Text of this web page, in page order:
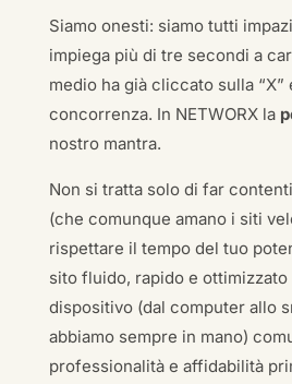
Siamo onesti: siamo tutti
impiega più di tre secondi a
medio ha già cliccato sulla “X”
concorrenza. In NETWORX la
nostro mantra.
Non si tratta solo di far
(che comunque amano i siti
rispettare il tempo del tuo
sito fluido, rapido e ottimizzato
dispositivo (dal computer allo
abbiamo sempre in mano)
professionalità e affidabilità